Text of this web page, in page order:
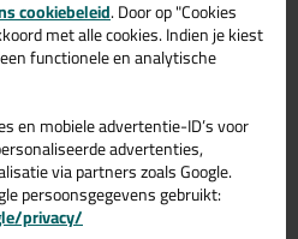
cookiebeleid. Door op "Cookies
met alle cookies. Indien je kiest
functionele en analytische
en mobiele advertentie-ID’s voor
advertenties,
via partners zoals Google.
persoonsgegevens gebruikt:
privacy/